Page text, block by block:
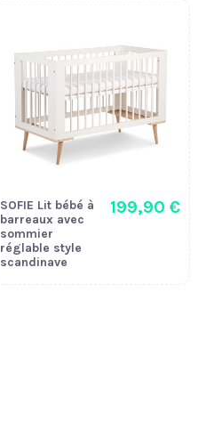
SOFIE Lit bébé à
barreaux avec
sommier
réglable style
scandinave
199,90 €